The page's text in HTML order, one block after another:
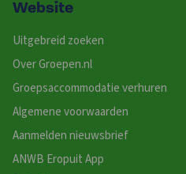
Website
Uitgebreid zoeken
Over Groepen.nl
Groepsaccommodatie verhuren
Algemene voorwaarden
Aanmelden nieuwsbrief
ANWB Eropuit App